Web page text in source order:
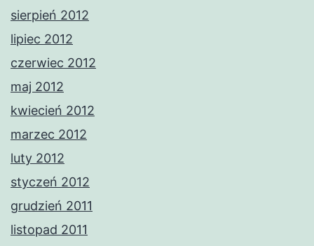
sierpień 2012
lipiec 2012
czerwiec 2012
maj 2012
kwiecień 2012
marzec 2012
luty 2012
styczeń 2012
grudzień 2011
listopad 2011